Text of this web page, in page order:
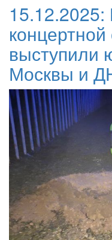
15.12.2025:
выступили
Москвы и